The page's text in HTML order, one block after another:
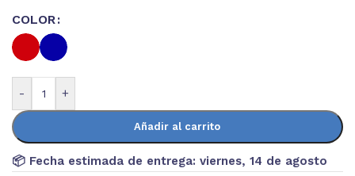
COLOR
- +
Añadir al carrito
📦 Fecha estimada de entrega: viernes, 14 de agosto